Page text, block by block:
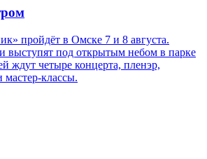
пройдёт в Омске 7 и 8 августа.
выступят под открытым небом в парке
ждут четыре концерта, пленэр,
мастер-классы.